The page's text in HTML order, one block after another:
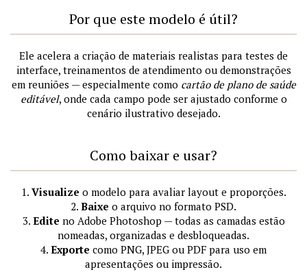
Por que este modelo é útil?
Ele acelera a criação de materiais realistas para testes de
interface, treinamentos de atendimento ou demonstrações
em reuniões — especialmente como cartão de plano de saúde
editável, onde cada campo pode ser ajustado conforme o
cenário ilustrativo desejado.
Como baixar e usar?
1. Visualize o modelo para avaliar layout e proporções.
2. Baixe o arquivo no formato PSD.
3. Edite no Adobe Photoshop — todas as camadas estão
nomeadas, organizadas e desbloqueadas.
4. Exporte como PNG, JPEG ou PDF para uso em
apresentações ou impressão.